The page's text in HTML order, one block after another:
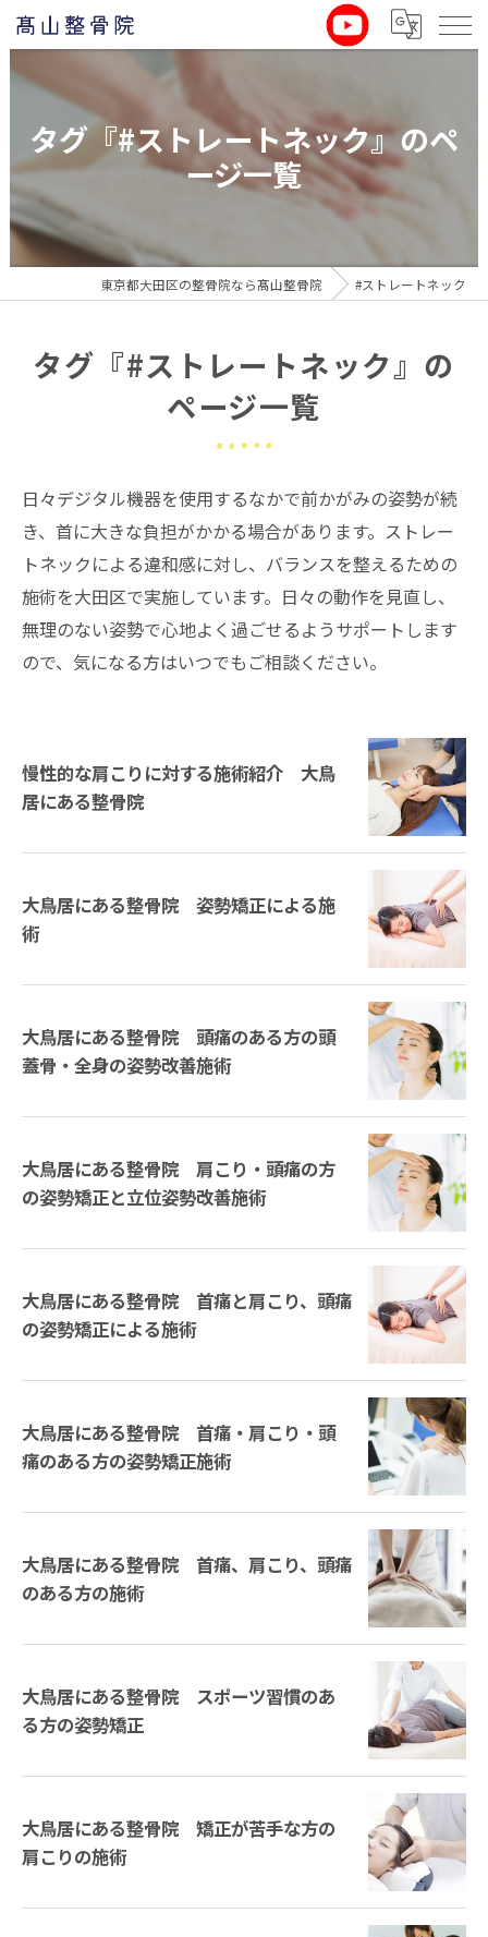
タグ『#ストレートネック』のペ
ージ一覧
東京都大田区の整骨院なら髙山整骨院 #ストレートネック
タグ『#ストレートネック』の
ページ一覧
日々デジタル機器を使用するなかで前かがみの姿勢が続
き、首に大きな負担がかかる場合があります。ストレー
トネックによる違和感に対し、バランスを整えるための
施術を大田区で実施しています。日々の動作を見直し、
無理のない姿勢で心地よく過ごせるようサポートします
ので、気になる方はいつでもご相談ください。
慢性的な肩こりに対する施術紹介 大鳥
居にある整骨院
大鳥居にある整骨院 姿勢矯正による施
術
大鳥居にある整骨院 頭痛のある方の頭
蓋骨・全身の姿勢改善施術
大鳥居にある整骨院 肩こり・頭痛の方
の姿勢矯正と立位姿勢改善施術
大鳥居にある整骨院 首痛と肩こり、頭痛
の姿勢矯正による施術
大鳥居にある整骨院 首痛・肩こり・頭
痛のある方の姿勢矯正施術
大鳥居にある整骨院 首痛、肩こり、頭痛
のある方の施術
大鳥居にある整骨院 スポーツ習慣のあ
る方の姿勢矯正
大鳥居にある整骨院 矯正が苦手な方の
肩こりの施術